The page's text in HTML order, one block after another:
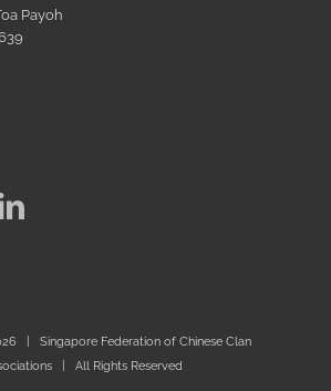
Payoh
| Singapore Federation of Chinese Clan
| All Rights Reserved